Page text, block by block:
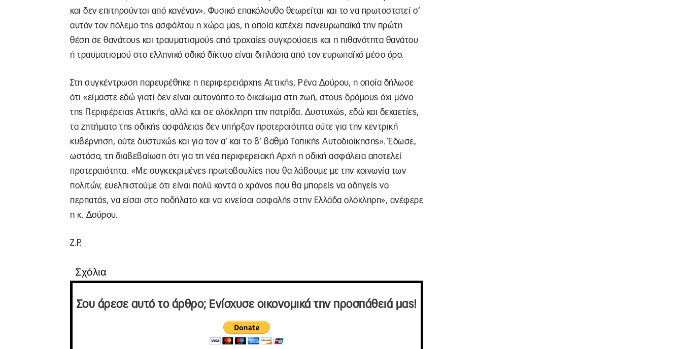
και δεν επιτηρούνται από κανέναν». Φυσικό επακόλουθο θεωρείται και το να πρωτοστατεί σ’
αυτόν τον πόλεμο της ασφάλτου η χώρα μας, η οποία κατέχει πανευρωπαϊκά την πρώτη
θέση σε θανάτους και τραυματισμούς από τροχαίες συγκρούσεις και η πιθανότητα θανάτου
ή τραυματισμού στο ελληνικό οδικό δίκτυο είναι διπλάσια από τον ευρωπαϊκό μέσο όρο.
Στη συγκέντρωση παρευρέθηκε η περιφερειάρχης Αττικής, Ρένα Δούρου, η οποία δήλωσε
ότι «είμαστε εδώ γιατί δεν είναι αυτονόητο το δικαίωμα στη ζωή, στους δρόμους όχι μόνο
της Περιφέρειας Αττικής, αλλά και σε ολόκληρη την πατρίδα. Δυστυχώς, εδώ και δεκαετίες,
τα ζητήματα της οδικής ασφάλειας δεν υπήρξαν προτεραιότητα ούτε για την κεντρική
κυβέρνηση, ούτε δυστυχώς και για τον α’ και το β’ βαθμό Τοπικής Αυτοδιοίκησης». Έδωσε,
ωστόσο, τη διαβεβαίωση ότι για τη νέα περιφερειακή Aρχή η οδική ασφάλεια αποτελεί
προτεραιότητα. «Με συγκεκριμένες πρωτοβουλίες που θα λάβουμε με την κοινωνία των
πολιτών, ευελπιστούμε ότι είναι πολύ κοντά ο χρόνος που θα μπορείς να οδηγείς να
περπατάς, να είσαι στο ποδήλατο και να κινείσαι ασφαλής στην Ελλάδα ολόκληρη», ανέφερε
η κ. Δούρου.
Ζ.Ρ.
Σχόλια
Σου άρεσε αυτό το άρθρο; Ενίσχυσε οικονομικά την προσπάθειά μας!